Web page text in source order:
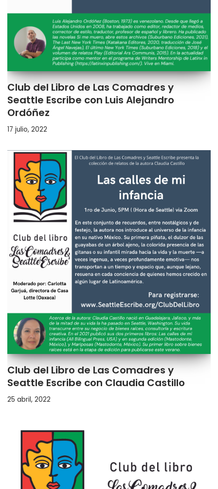
Club del Libro de Las Comadres y
Seattle Escribe con Luis Alejandro
Ordóñez
17 julio, 2022
Club del Libro de Las Comadres y
Seattle Escribe con Claudia Castillo
25 abril, 2022